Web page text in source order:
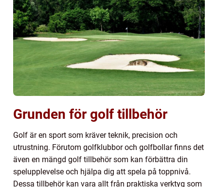
Grunden för golf tillbehör
Golf är en sport som kräver teknik, precision och
utrustning. Förutom golfklubbor och golfbollar finns det
även en mängd golf tillbehör som kan förbättra din
spelupplevelse och hjälpa dig att spela på toppnivå.
Dessa tillbehör kan vara allt från praktiska verktyg som